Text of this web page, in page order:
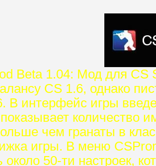
Beta 1.04: Мод для CS
CS 1.6, однако
В интерфейс игры
количество
чем гранаты в
игры. В меню
около 50-ти настроек,